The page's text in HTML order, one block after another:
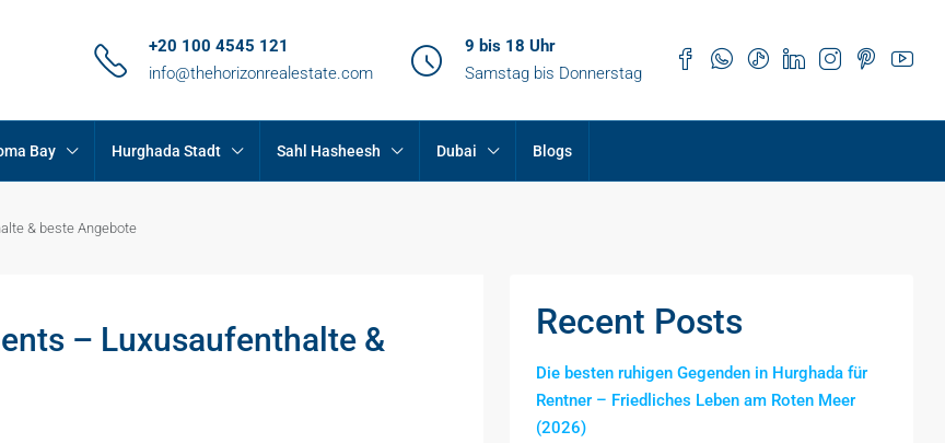
+20 100 4545 121
info@thehorizonrealestate.com
9 bis 18 Uhr
Samstag bis Donnerstag
Bay Hurghada Stadt Sahl Hasheesh Dubai Blogs
& beste Angebote
– Luxusaufenthalte &
Recent Posts
Die besten ruhigen Gegenden in Hurghada für
Rentner – Friedliches Leben am Roten Meer
(2026)